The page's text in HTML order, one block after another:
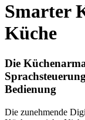
Smarter
Küche
Die
Bedienung
Die zunehmende